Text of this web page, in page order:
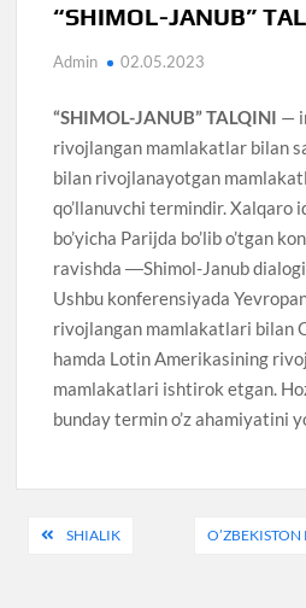
“SHIMOL-JANUB”
Admin 02.05.2023
“SHIMOL-JANUB” TALQINI —
rivojlangan mamlakatlar bilan
bilan rivojlanayotgan
qo’llanuvchi termindir. Xalqaro
bo’yicha Parijda bo’lib o’tgan
ravishda ―Shimol-Janub
Ushbu konferensiyada
rivojlangan mamlakatlari bilan
hamda Lotin Amerikasining
mamlakatlari ishtirok etgan.
bunday termin o’z ahamiyatini
PostSHIALIK